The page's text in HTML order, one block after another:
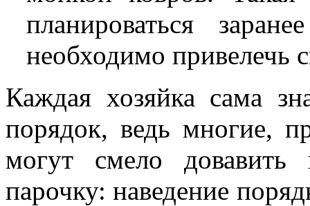
планироваться
необходимо привелечь
Каждая хозяйка сама
порядок, ведь многие,
могут смело
парочку: наведение